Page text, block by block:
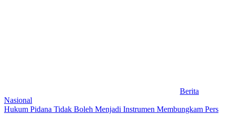
Berita
Nasional
Hukum Pidana Tidak Boleh Menjadi Instrumen Membungkam Pers